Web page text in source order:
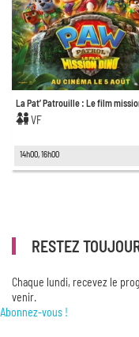
La Pat’ Patrouille : Le film
VF
14h00, 16h00
RESTEZ
Chaque lundi, recevez le
venir.
Abonnez-vous !